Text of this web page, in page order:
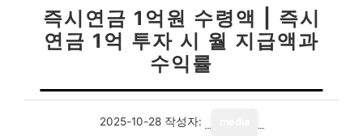
즉시연금 1억원 수령액 | 즉시
연금 1억 투자 시 월 지급액과
수익률
2025-10-28 작성자: